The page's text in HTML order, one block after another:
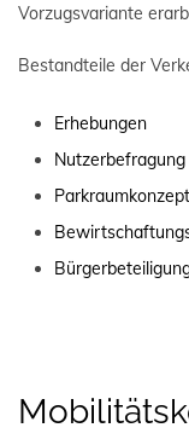
Vorzugsvariante
Bestandteile der
Erhebungen
Nutzerbefragung
Parkraumkonzept